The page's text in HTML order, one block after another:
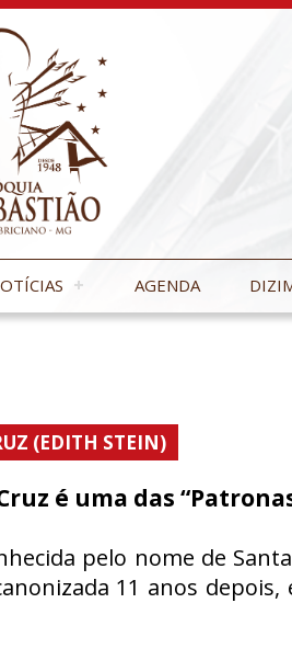
AGENDA
(EDITH STEIN)
é uma das
pelo nome de
11 anos